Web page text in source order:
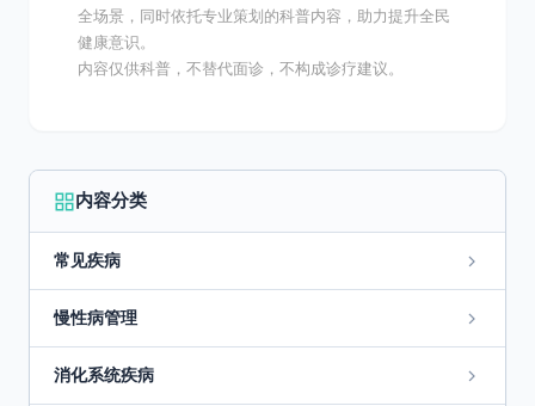
全场景，同时依托专业策划的科普内容，助力提升全民
健康意识。
内容仅供科普，不替代面诊，不构成诊疗建议。
内容分类
常见疾病
慢性病管理
消化系统疾病